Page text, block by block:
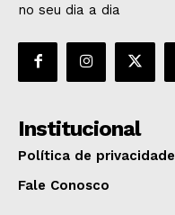
no seu dia a dia
Institucional
Política de privacidade
Fale Conosco